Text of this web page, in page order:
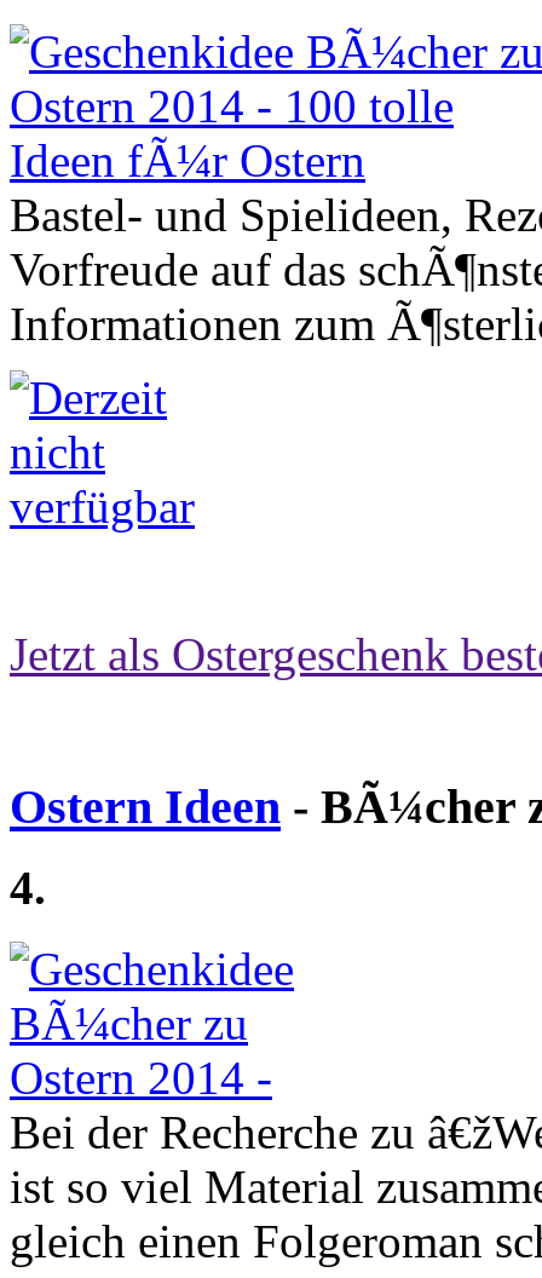
Bastel- und Spielideen,
Vorfreude auf das
Informationen zum
Jetzt als Ostergeschenk
Ostern Ideen - BÃ¼cher
4.
Bei der Recherche zu
ist so viel Material
gleich einen Folgeroman